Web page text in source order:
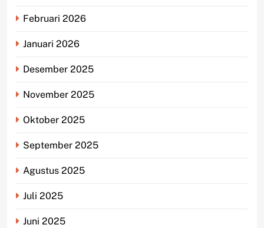
Februari 2026
Januari 2026
Desember 2025
November 2025
Oktober 2025
September 2025
Agustus 2025
Juli 2025
Juni 2025